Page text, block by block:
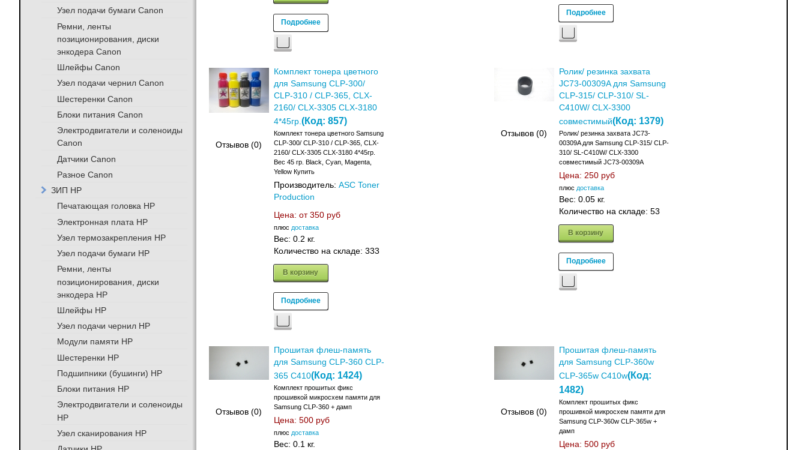
Подробнее
Подробнее
Отзывов (0)
Комплект тонера цветного
для Samsung CLP-300/
CLP-310 / CLP-365, CLX-
2160/ CLX-3305 CLX-3180
4*45гр. (Код: 857)
Комплект тонера цветного Samsung
CLP-300/ CLP-310 / CLP-365, CLX-
2160/ CLX-3305 CLX-3180 4*45гр.
Вес 45 гр. Black, Cyan, Magenta,
Yellow Купить
Производитель: ASC Toner
Production
Цена: от 350 руб
плюс доставка
Вес: 0.2 кг.
Количество на складе: 333
В корзину
Подробнее
Отзывов (0)
Ролик/ резинка захвата
JC73-00309A для Samsung
CLP-315/ CLP-310/ SL-
C410W/ CLX-3300
совместимый(Код: 1379)
Ролик/ резинка захвата JC73-
00309A для Samsung CLP-315/ CLP-
310/ SL-C410W/ CLX-3300
совместимый JC73-00309A
Цена: 250 руб
плюс доставка
Вес: 0.05 кг.
Количество на складе: 53
В корзину
Подробнее
Отзывов (0)
Прошитая флеш-память
для Samsung CLP-360 CLP-
365 C410(Код: 1424)
Комплект прошитых фикс
прошивкой микросхем памяти для
Samsung CLP-360 + дамп
Цена: 500 руб
плюс доставка
Вес: 0.1 кг.
Отзывов (0)
Прошитая флеш-память
для Samsung CLP-360w
CLP-365w C410w(Код:
1482)
Комплект прошитых фикс
прошивкой микросхем памяти для
Samsung CLP-360w CLP-365w +
дамп
Цена: 500 руб
Узел подачи бумаги Canon
Ремни, ленты
позиционирования, диски
энкодера Canon
Шлейфы Canon
Узел подачи чернил Canon
Шестеренки Canon
Блоки питания Canon
Электродвигатели и соленоиды
Canon
Датчики Canon
Разное Canon
ЗИП HP
Печатающая головка HP
Электронная плата HP
Узел термозакрепления HP
Узел подачи бумаги HP
Ремни, ленты
позиционирования, диски
энкодера HP
Шлейфы HP
Узел подачи чернил HP
Модули памяти HP
Шестеренки HP
Подшипники (бушинги) HP
Блоки питания HP
Электродвигатели и соленоиды
HP
Узел сканирования HP